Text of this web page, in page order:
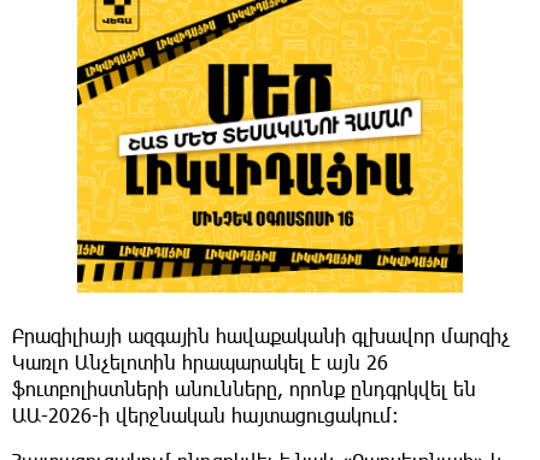
Բրազիլիայի ազգային հավաքականի գլխավոր մարզիչ
Կառլո Անչելոտին հրապարակել է այն 26
ֆուտբոլիստների անունները, որոնք ընդգրկվել են
ԱԱ-2026-ի վերջնական հայտացուցակում։